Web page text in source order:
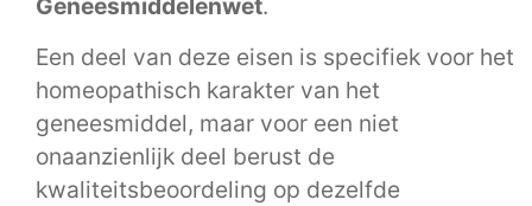
Geneesmiddelenwet.
Een deel van deze eisen is specifiek voor het
homeopathisch karakter van het
geneesmiddel, maar voor een niet
onaanzienlijk deel berust de
kwaliteitsbeoordeling op dezelfde